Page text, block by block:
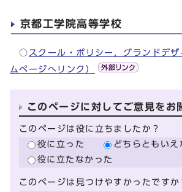
京都工学院高等学校
○ スクール・ポリシー，グランドデ
ムページへリンク）
このページに対してご意見をお
このページは役に立ちましたか？
役に立った
どちらともいえ
役に立たなかった
このページは見つけやすかったですか